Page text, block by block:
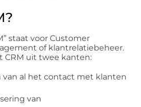
staat voor Customer
of klantrelatiebeheer.
CRM uit twee kanten:
van al het contact met klanten
van